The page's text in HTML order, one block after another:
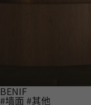
BENIF
#墙面 #其他